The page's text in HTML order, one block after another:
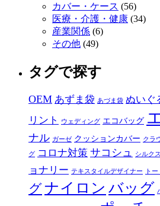
カバー・ケース (56)
医療・介護・健康 (34)
産業関係 (6)
その他 (49)
タグで探す
OEM あずま袋 あづま袋 ぬいぐ
リント
ウェディング エコバッグ
ナル ガーゼ クッションカバー クラ
グ コロナ対策 サコシュ シルク
ョナリー テキスタイルデザイナー ト
グナイロン バッグ